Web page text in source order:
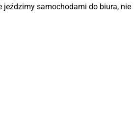
jeździmy samochodami do biura, nie